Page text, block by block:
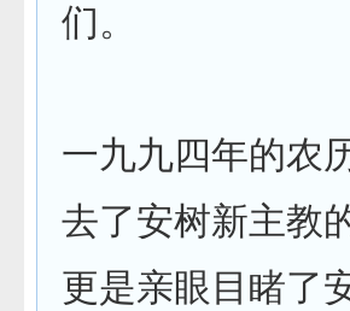
们。
一九九四年的农
去了安树新主教
更是亲眼目睹了